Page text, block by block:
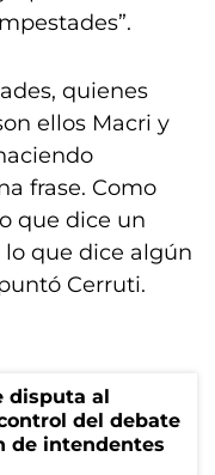
quienes
ellos Macri y
frase. Como
que dice un
que dice algún
Cerruti.
disputa al
del debate
de intendentes